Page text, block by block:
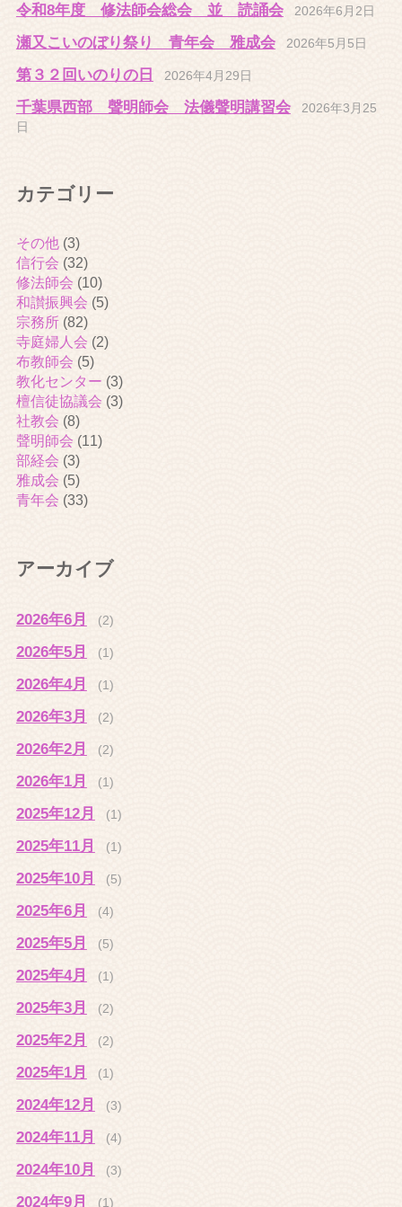
令和8年度 修法師会総会 並 読誦会 2026年6月2日
瀬又こいのぼり祭り 青年会 雅成会 2026年5月5日
第３２回いのりの日 2026年4月29日
千葉県西部 聲明師会 法儀聲明講習会
2026年3月25
日
カテゴリー
その他(3)
信行会 (32)
修法師会 (10)
和讃振興会 (5)
宗務所(82)
寺庭婦人会 (2)
布教師会 (5)
教化センター (3)
檀信徒協議会 (3)
社教会 (8)
聲明師会 (11)
部経会 (3)
雅成会 (5)
青年会 (33)
アーカイブ
2026年6月 (2)
2026年5月 (1)
2026年4月 (1)
2026年3月 (2)
2026年2月 (2)
2026年1月 (1)
2025年12月 (1)
2025年11月 (1)
2025年10月 (5)
2025年6月 (4)
2025年5月 (5)
2025年4月 (1)
2025年3月 (2)
2025年2月 (2)
2025年1月 (1)
2024年12月 (3)
2024年11月 (4)
2024年10月 (3)
2024年9月 (1)